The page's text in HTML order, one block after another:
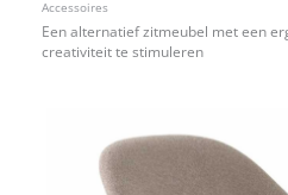
Accessoires
Een alternatief zitmeubel met een
creativiteit te stimuleren